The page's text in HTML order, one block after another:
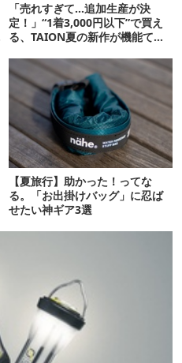
「売れすぎて…追加生産が決
定！」“1着3,000円以下”で買え
る、TAION夏の新作が機能てん
【夏旅行】助かった！ってな
る。「お出掛けバッグ」に忍ば
せたい神ギア3選